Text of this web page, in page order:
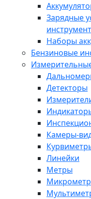
Зарядные
Наборы
Бензиновые
Детекторы
Камеры-
Линейки
Метры